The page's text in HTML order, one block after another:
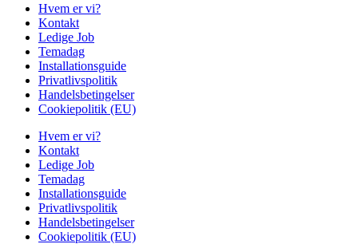
Hvem er vi?
Kontakt
Ledige Job
Temadag
Installationsguide
Privatlivspolitik
Handelsbetingelser
Cookiepolitik (EU)
Hvem er vi?
Kontakt
Ledige Job
Temadag
Installationsguide
Privatlivspolitik
Handelsbetingelser
Cookiepolitik (EU)